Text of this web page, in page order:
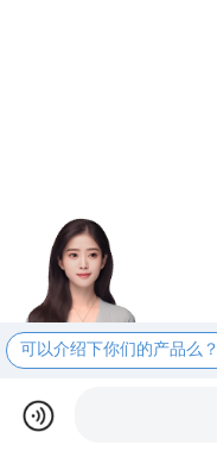
可以介绍下你们的产品么？